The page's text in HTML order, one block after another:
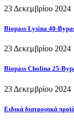
23 Δεκεμβρίου 2024
Biopass Lysina 40-
23 Δεκεμβρίου 2024
Biopass Cholina 25-
23 Δεκεμβρίου 2024
Ειδικά διατροφικά